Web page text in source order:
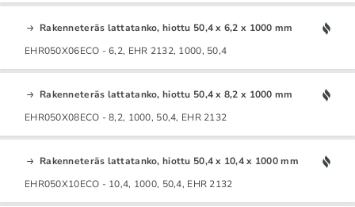
Rakenneteräs lattatanko, hiottu 50,4 x 6,2 x 1000 mm
EHR050X06ECO - 6,2, EHR 2132, 1000, 50,4
Rakenneteräs lattatanko, hiottu 50,4 x 8,2 x 1000 mm
EHR050X08ECO - 8,2, 1000, 50,4, EHR 2132
Rakenneteräs lattatanko, hiottu 50,4 x 10,4 x 1000 mm
EHR050X10ECO - 10,4, 1000, 50,4, EHR 2132